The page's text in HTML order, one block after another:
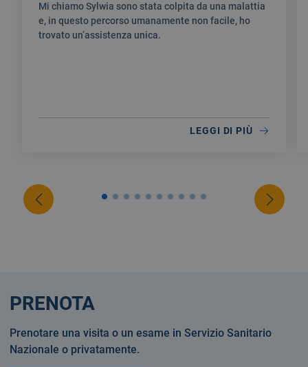
Mi chiamo Sylwia sono stata colpita da una malattia
e, in questo percorso umanamente non facile, ho
trovato un’assistenza unica.
LEGGI DI PIÙ
PRENOTA
Prenotare una visita o un esame in Servizio Sanitario
Nazionale o privatamente.